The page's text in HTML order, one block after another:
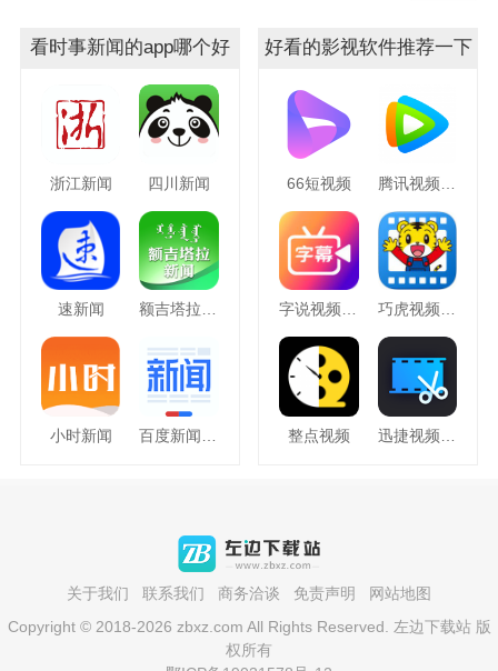
看时事新闻的app哪个好
浙江新闻 四川新闻
速新闻 额吉塔拉新闻
小时新闻
好看的影视软件推荐一下
66短视频
字说视频字幕动画 巧虎视频乐园
整点视频
关于我们 联系我们 商务洽谈 免责声明
网站地图
Copyright © 2018-2026 zbxz.com All Rights Reserved. 左边下载站 版
权所有